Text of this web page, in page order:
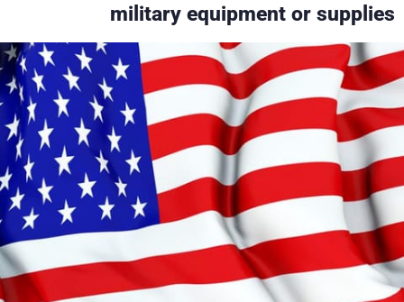
military equipment or supplies
إقتصاد فن
منوعات
كأس العالم
البرامج
جدول البرامج
شاهد البرامج
الترددات